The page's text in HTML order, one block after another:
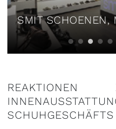
SMIT SCHOENEN,